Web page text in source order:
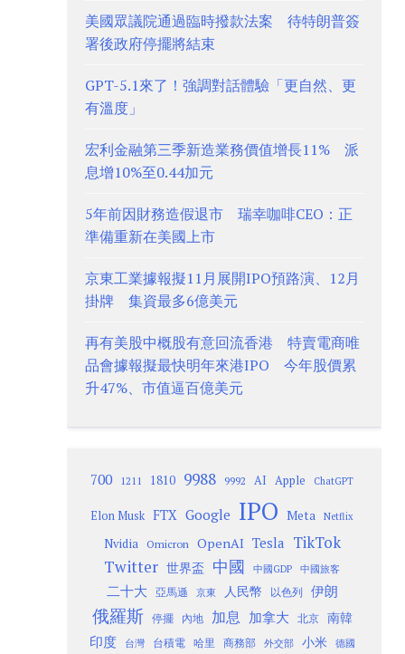
美國眾議院通過臨時撥款法案 待特朗普簽
署後政府停擺將結束
GPT-5.1來了！強調對話體驗「更自然、更
有溫度」
宏利金融第三季新造業務價值增長11% 派
息增10%至0.44加元
5年前因財務造假退市 瑞幸咖啡CEO：正
準備重新在美國上市
京東工業據報擬11月展開IPO預路演、12月
掛牌 集資最多6億美元
再有美股中概股有意回流香港 特賣電商唯
品會據報擬最快明年來港IPO 今年股價累
升47%、市值逼百億美元
700 1211 1810 9988 9992 AI Apple ChatGPT
Elon Musk FTX Google IPO Meta Netflix
Nvidia Omicron OpenAI Tesla TikTok
Twitter 世界盃 中國 中國GDP 中國旅客
二十大 亞馬遜 京東 人民幣 以色列 伊朗
俄羅斯 停擺 內地 加息 加拿大 北京
南韓
印度
台灣 台積電 哈里 商務部 外交部 小米 德國